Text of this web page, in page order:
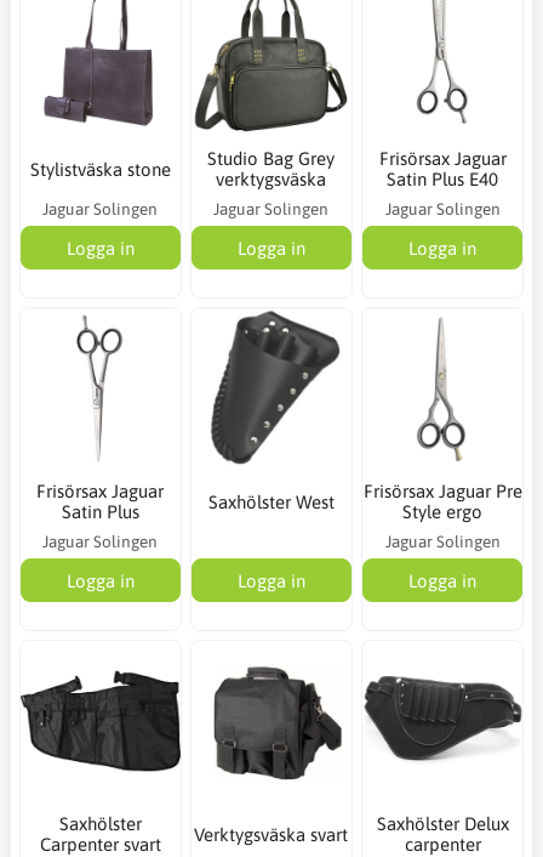
Stylistväska stone
Jaguar Solingen
Logga in
Studio Bag Grey
verktygsväska
Jaguar Solingen
Logga in
Frisörsax Jaguar
Satin Plus E40
Jaguar Solingen
Logga in
Frisörsax Jaguar
Satin Plus
Jaguar Solingen
Logga in
Saxhölster West
Logga in
Frisörsax Jaguar Pre
Style ergo
Jaguar Solingen
Logga in
Saxhölster
Carpenter svart
Verktygsväska svart
Saxhölster Delux
carpenter